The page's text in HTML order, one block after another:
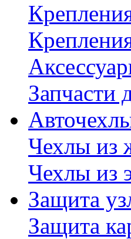
Запчасти
Чехлы из
Чехлы из
Защита
Защита